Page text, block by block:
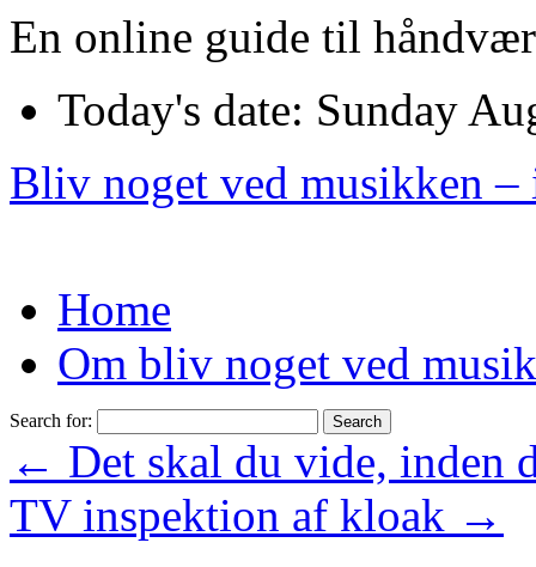
En online guide til
Today's date: Sunday
Bliv noget ved musikken
Home
Om bliv noget ved
Search for:
← Det skal du vide, inden
TV inspektion af kloak →